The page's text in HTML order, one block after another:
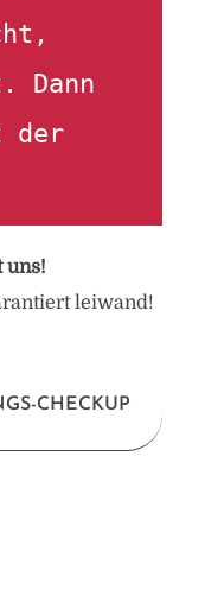
Dann
der
uns!
leiwand!
CHECKUP